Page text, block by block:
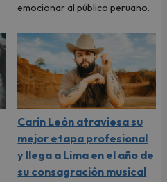
emocionar al público peruano.
Carín León atraviesa su
mejor etapa profesional
y llega a Lima en el año de
su consagración musical